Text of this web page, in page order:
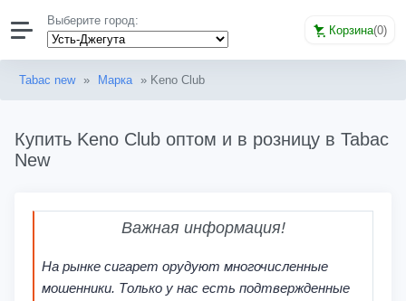
Выберите город:
Корзина(0)
Tabac new » Марка » Keno Club
Купить Keno Club оптом и в розницу в Tabac
New
Важная информация!
На рынке сигарет орудуют многочисленные
мошенники. Только у нас есть подтвержденные